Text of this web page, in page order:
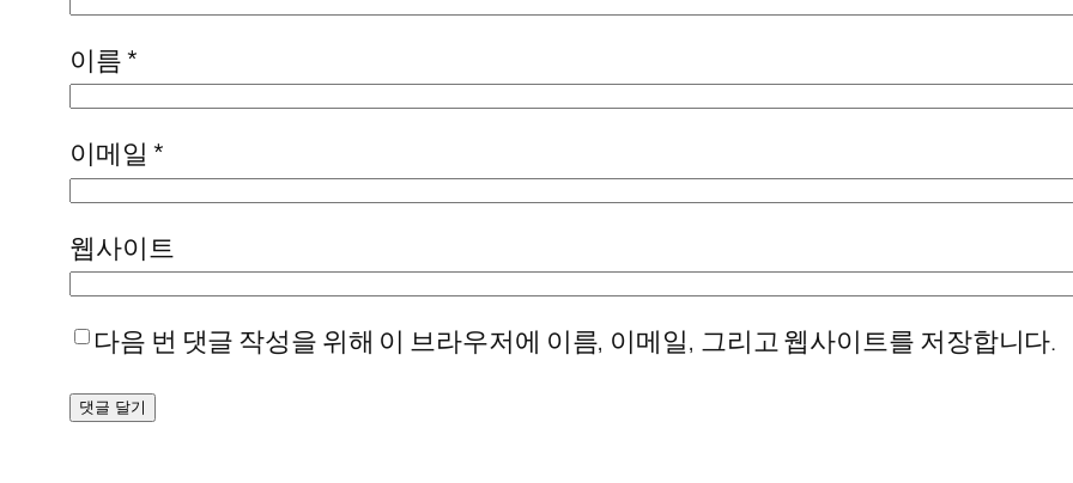
이름*
이메일 *
웹사이트
다음 번 댓글 작성을 위해 이 브라우저에 이름, 이메일, 그리고 웹사이트를 저장합니다.